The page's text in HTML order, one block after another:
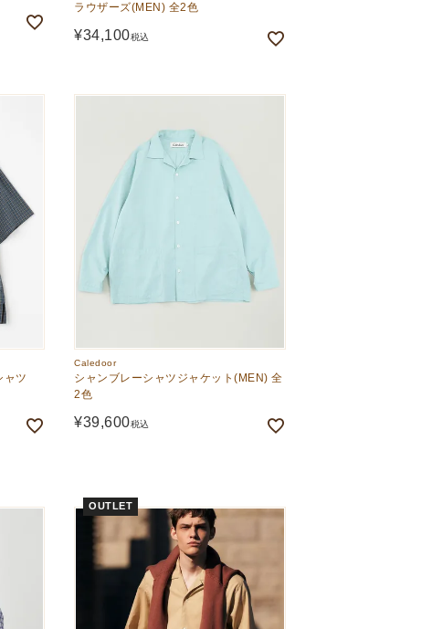
ラウザーズ(MEN) 全2色
¥34,100税込
ャツ
Caledoor
シャンブレーシャツジャケット(MEN) 全
2色
¥39,600税込
OUTLET